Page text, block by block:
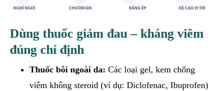
Dùng thuốc giảm đau – kháng viêm
đúng chỉ định
Thuốc bôi ngoài da: Các loại gel, kem chống
viêm không steroid (ví dụ: Diclofenac, Ibuprofen)